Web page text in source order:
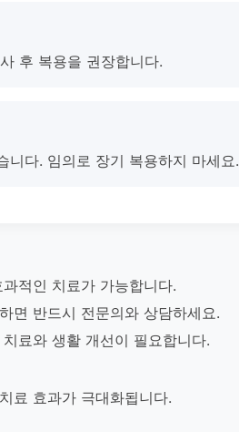
후 복용을 권장합니다.
다. 임의로 장기 복용하지 마세요.
적인 치료가 가능합니다.
면 반드시 전문의와 상담하세요.
료와 생활 개선이 필요합니다.
료 효과가 극대화됩니다.